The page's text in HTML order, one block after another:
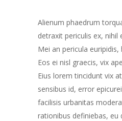
Alienum phaedrum
detraxit periculis ex, nihil
Mei an pericula
Eos ei nisl graecis, vix
Eius lorem tincidunt vix
sensibus id, error
facilisis urbanitas
rationibus definiebas, eu